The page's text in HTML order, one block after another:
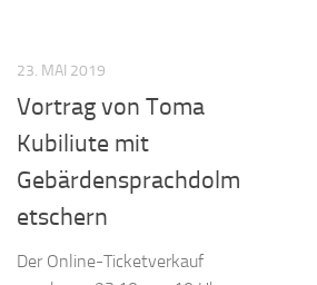
23. MAI 2019
Vortrag von Toma
Kubiliute mit
Gebärdensprachdolm
etschern
Der Online-Ticketverkauf